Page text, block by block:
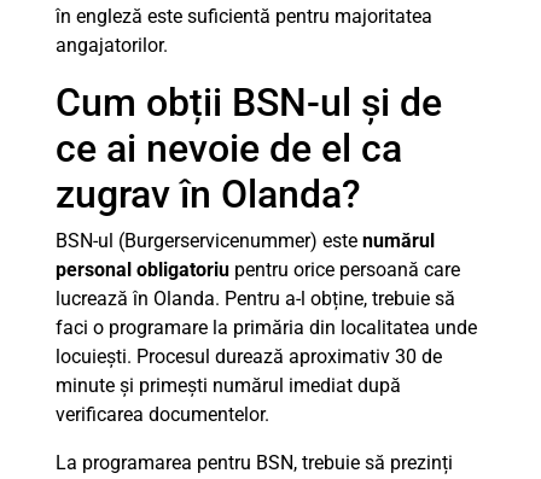
în engleză este suficientă pentru majoritatea
angajatorilor.
Cum obții BSN-ul și de
ce ai nevoie de el ca
zugrav în Olanda?
BSN-ul (Burgerservicenummer) este numărul
personal obligatoriu pentru orice persoană care
lucrează în Olanda. Pentru a-l obține, trebuie să
faci o programare la primăria din localitatea unde
locuiești. Procesul durează aproximativ 30 de
minute și primești numărul imediat după
verificarea documentelor.
La programarea pentru BSN, trebuie să prezinți